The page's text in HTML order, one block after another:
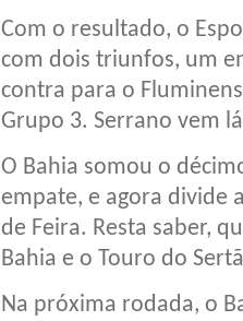
Com o resultado, o
com dois triunfos, um
contra para o
Grupo 3. Serrano vem
O Bahia somou o
empate, e agora divide
de Feira. Resta saber,
Bahia e o Touro do
Na próxima rodada, o